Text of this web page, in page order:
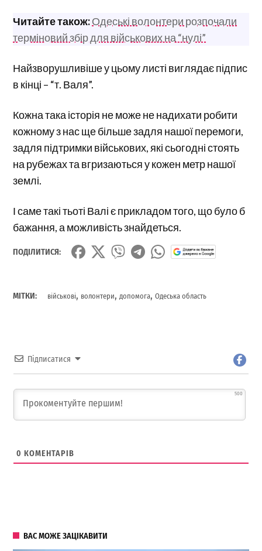
Читайте також:Одеські волонтери розпочали
терміновий збір для військових на “нулі”
Найзворушливіше у цьому листі виглядає підпис
в кінці – “т. Валя”.
Кожна така історія не може не надихати робити
кожному з нас ще більше задля нашої перемоги,
задля підтримки військових, які сьогодні стоять
на рубежах та вгризаються у кожен метр нашої
землі.
І саме такі тьоті Валі є прикладом того, що було б
бажання, а можливість знайдеться.
ПОДІЛИТИСЯ:
МІТКИ: військові, волонтери,допомога,Одеська область
Підписатися
500
0 КОМЕНТАРІВ
ВАС МОЖЕ ЗАЦІКАВИТИ